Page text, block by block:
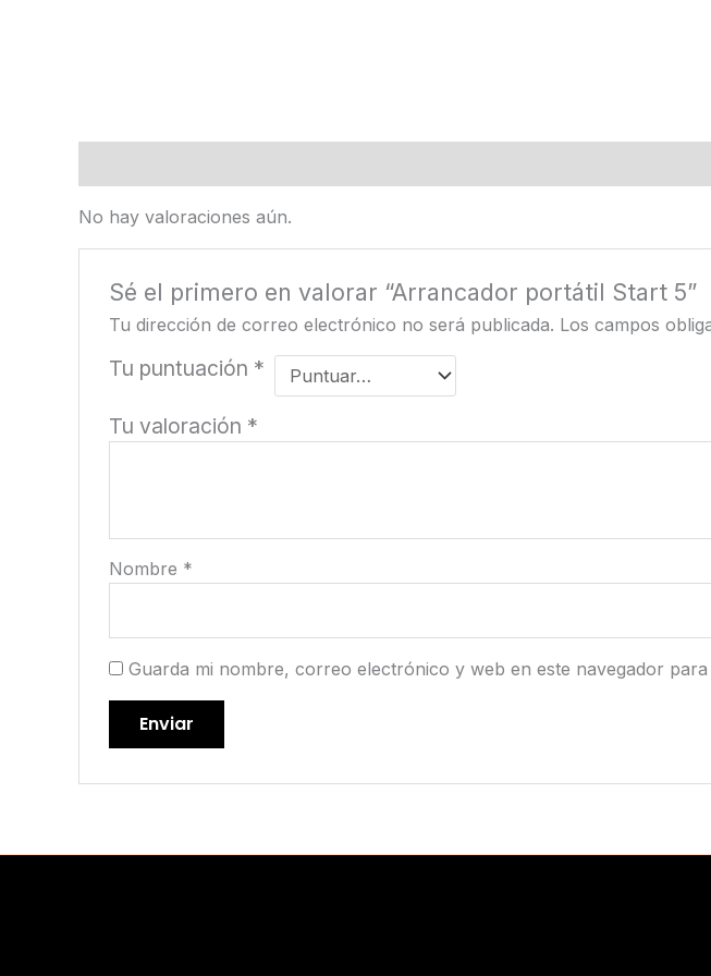
No hay valoraciones aún.
Sé el primero en valorar “Arrancador portátil Start 5”
Tu dirección de correo electrónico no será publicada. Los campos
Tu puntuación *
Tu valoración *
Nombre *
Guarda mi nombre, correo electrónico y web en este navegador